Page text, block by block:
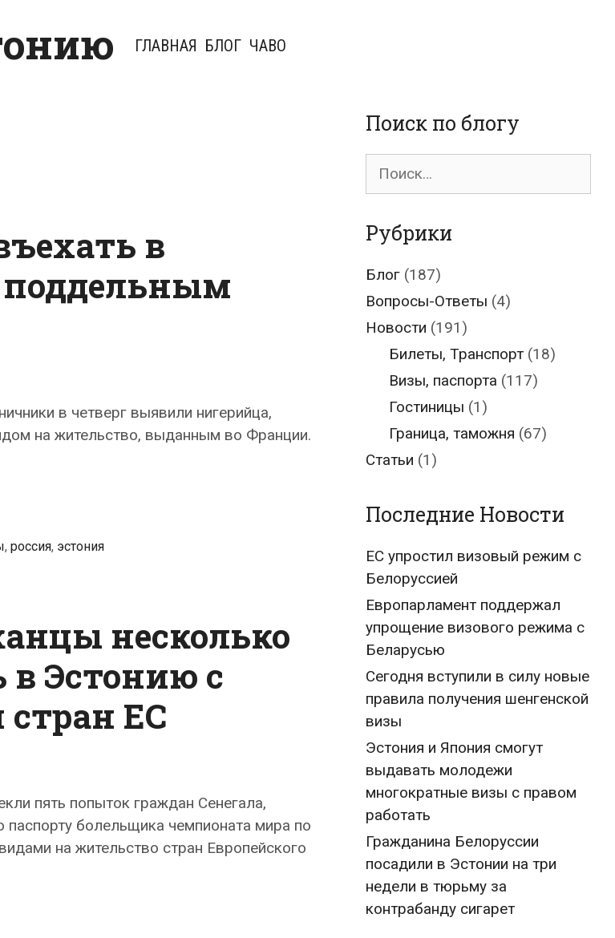
ГЛАВНАЯ БЛОГ ЧАВО
в
поддельным
в четверг выявили нигерийца,
на жительство, выданным во Франции.
, россия, эстония
несколько
в Эстонию с
ЕС
пять попыток граждан Сенегала,
болельщика чемпионата мира по
на жительство стран Европейского
Поиск по блогу
Поиск
Рубрики
Блог (187)
Вопросы-Ответы (4)
Новости (191)
Билеты, Транспорт(18)
Визы, паспорта (117)
Гостиницы (1)
Граница, таможня (67)
Статьи (1)
Последние Новости
ЕС упростил визовый режим с
Белоруссией
Европарламент поддержал
упрощение визового режима с
Беларусью
Сегодня вступили в силу новые
правила получения шенгенской
визы
Эстония и Япония смогут
выдавать молодежи
многократные визы с правом
работать
Гражданина Белоруссии
посадили в Эстонии на три
недели в тюрьму за
контрабанду сигарет